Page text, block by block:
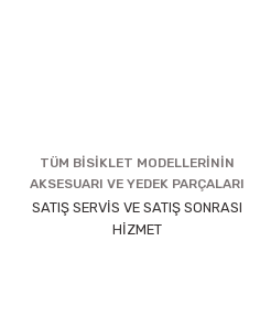
TÜM BİSİKLET MODELLERİNİN
AKSESUARI VE YEDEK PARÇALARI
SATIŞ SERVİS VE SATIŞ SONRASI
HİZMET